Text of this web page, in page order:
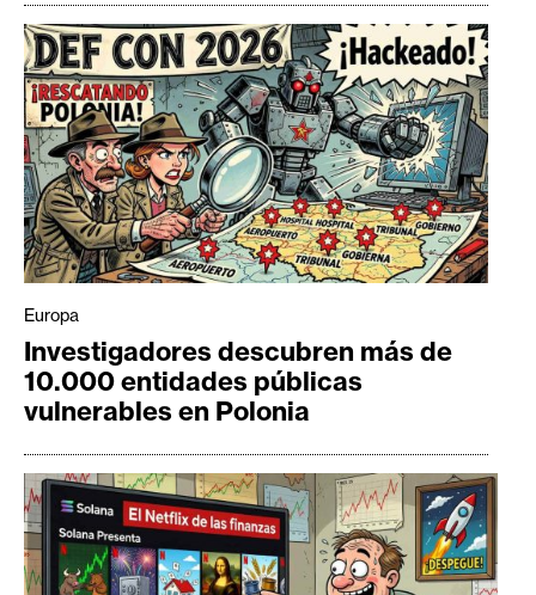
Europa
Investigadores descubren más de
10.000 entidades públicas
vulnerables en Polonia